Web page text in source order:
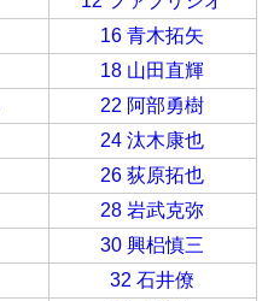
16 青木拓矢
18 山田直輝
22 阿部勇樹
24 汰木康也
26 荻原拓也
28 岩武克弥
30 興梠慎三
32 石井僚